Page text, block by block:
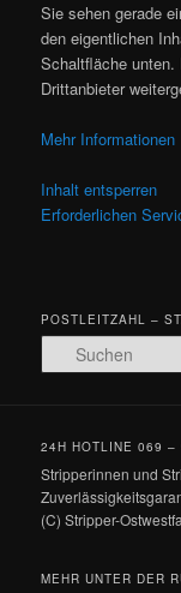
Sie sehen gerade
den eigentlichen
Schaltfläche
Drittanbieter
Mehr Informationen
Inhalt entsperren
Erforderlichen
POSTLEITZAHL –
Suchen
24H HOTLINE 069
Stripperinnen und
(C) Stripper-
MEHR UNTER DER